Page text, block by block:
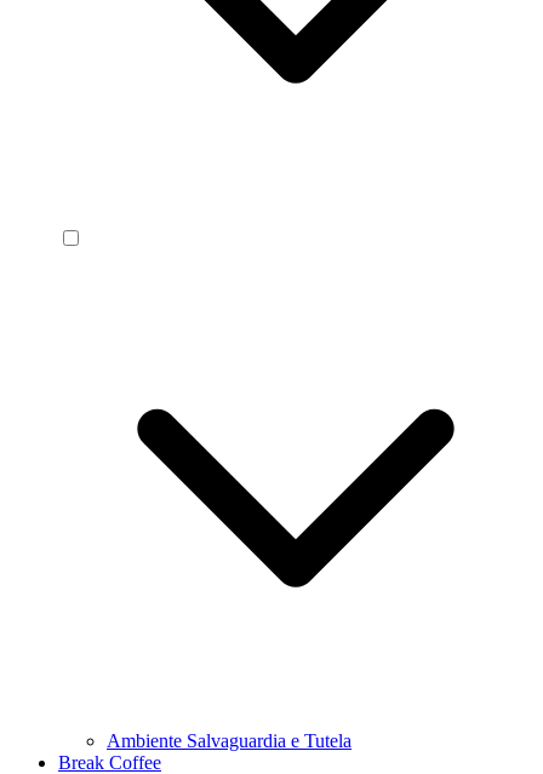
Ambiente Salvaguardia e Tutela
Break Coffee